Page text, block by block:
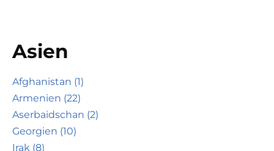
Asien
Afghanistan (1)
Armenien (22)
Aserbaidschan (2)
Georgien (10)
Irak (8)